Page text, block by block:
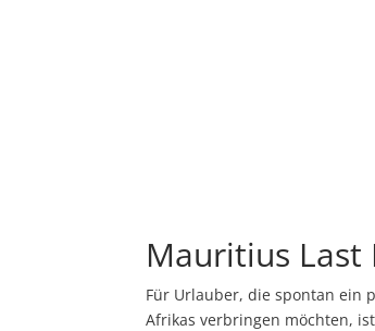
Mauritius Last
Für Urlauber, die spontan ein
Afrikas verbringen möchten,